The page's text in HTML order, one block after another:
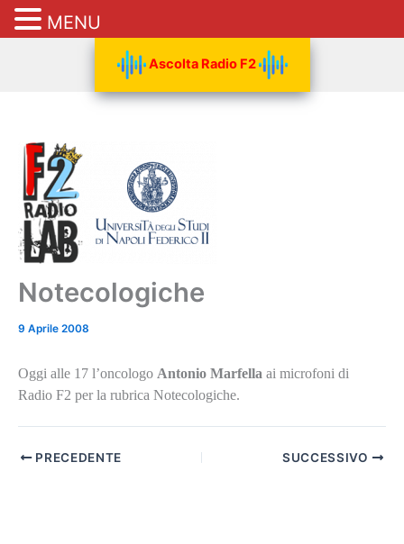
Ascolta Radio F2
Notecologiche
9 Aprile 2008
Oggi alle 17 l’oncologo Antonio Marfella ai microfoni di
Radio F2 per la rubrica Notecologiche.
PRECEDENTE SUCCESSIVO
MENU